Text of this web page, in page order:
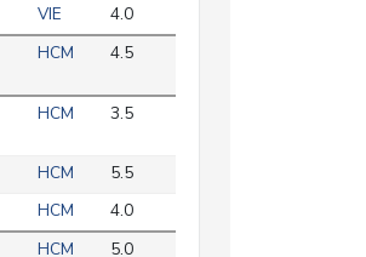
VIE
4.0
HCM 4.5
HCM 3.5
HCM
5.5
HCM
4.0
HCM 5.0